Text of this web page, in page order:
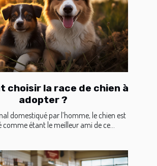
choisir la race de chien à
adopter ?
domestiqué par l’homme, le chien est
comme étant le meilleur ami de ce...